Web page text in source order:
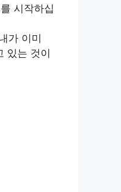
시작하십
가 이미
있는 것이